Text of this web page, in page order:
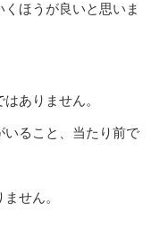
ほうが良いと思いま
ありません。
いること、当たり前で
せん。